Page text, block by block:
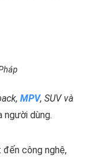
MPV, SUV và
người dùng.
công nghệ,